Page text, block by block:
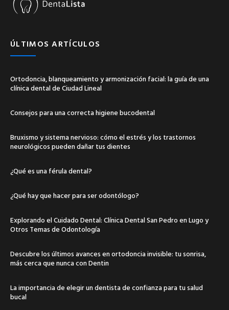
ÚLTIMOS ARTÍCULOS
Ortodoncia, blanqueamiento y armonización facial: la guía de una
clínica dental de Ciudad Lineal
Consejos para una correcta higiene bucodental
Bruxismo y sistema nervioso: cómo el estrés y los trastornos
neurológicos pueden dañar tus dientes
¿Qué es una férula dental?
¿Qué hay que hacer para ser odontólogo?
Explorando el Cuidado Dental: Clínica Dental San Pedro en Lugo y
Otros Temas de Odontología
Descubre los últimos avances en ortodoncia invisible: tu sonrisa,
más cerca que nunca con Dentin
La importancia de elegir un dentista de confianza para tu salud
bucal